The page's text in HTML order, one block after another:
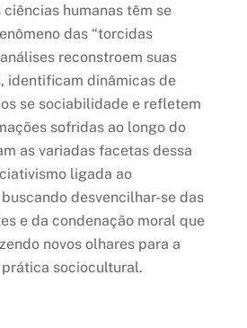
humanas têm se
das “torcidas
reconstroem suas
identificam dinâmicas de
se sociabilidade e refletem
sofridas ao longo do
as variadas facetas dessa
ligada ao
desvencilhar-se das
e da condenação moral que
novos olhares para a
sociocultural.